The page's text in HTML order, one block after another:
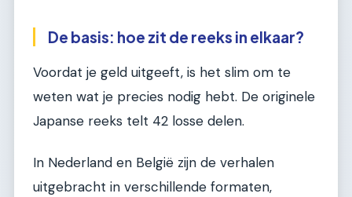
De basis: hoe zit de reeks in elkaar?
Voordat je geld uitgeeft, is het slim om te
weten wat je precies nodig hebt. De originele
Japanse reeks telt 42 losse delen.
In Nederland en België zijn de verhalen
uitgebracht in verschillende formaten,